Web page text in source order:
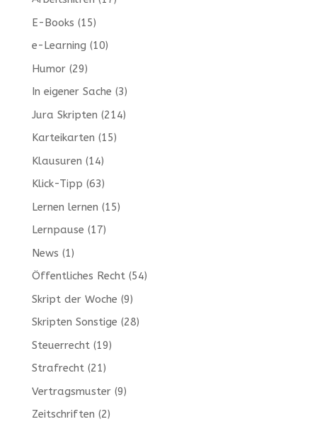
E-Books (15)
e-Learning (10)
Humor(29)
In eigener Sache (3)
Jura Skripten (214)
Karteikarten (15)
Klausuren (14)
Klick-Tipp (63)
Lernen lernen (15)
Lernpause (17)
News (1)
Öffentliches Recht(54)
Skript der Woche (9)
Skripten Sonstige (28)
Steuerrecht(19)
Strafrecht(21)
Vertragsmuster(9)
Zeitschriften (2)